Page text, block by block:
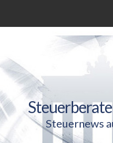
Steuernews